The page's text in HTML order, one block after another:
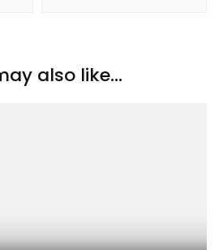
also like...